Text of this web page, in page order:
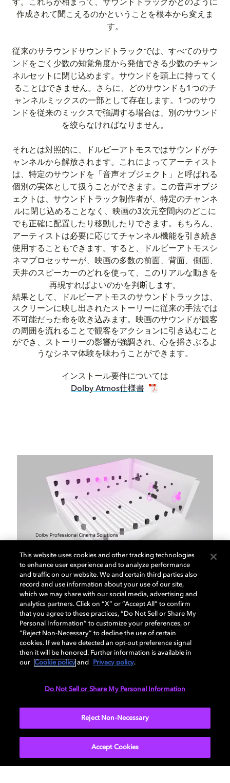
す。これらが相まって、サウンドトラックがどのように
作成されて聞こえるのかということを根本から変えま
す。
従来のサラウンドサウンドトラックでは、すべてのサウ
ンドをごく少数の知覚角度から発信できる少数のチャン
ネルセットに閉じ込めます。サウンドを頭上に持ってく
ることはできません。さらに、どのサウンドも1つのチ
ャンネルミックスの一部として存在します。1つのサウ
ンドを従来のミックスで強調する場合は、別のサウンド
を絞らなければなりません。
それとは対照的に、ドルビーアトモスではサウンドがチ
ャンネルから解放されます。これによってアーティスト
は、特定のサウンドを「音声オブジェクト」と呼ばれる
個別の実体として扱うことができます。この音声オブジ
ェクトは、サウンドトラック制作者が、特定のチャンネ
ルに閉じ込めることなく、映画の3次元空間内のどこに
でも正確に配置したり移動したりできます。もちろん、
アーティストは必要に応じてチャンネル機能を引き続き
使用することもできます。すると、ドルビーアトモスシ
ネマプロセッサーが、映画の多数の前面、背面、側面、
天井のスピーカーのどれを使って、このリアルな動きを
再現すればよいのかを判断します。
結果として、ドルビーアトモスのサウンドトラックは、
スクリーンに映し出されたストーリーに従来の手法では
不可能だった命を吹き込みます。映画のサウンドが観客
の周囲を流れることで観客をアクションに引き込むこと
ができ、ストーリーの影響が強調され、心を揺さぶるよ
うなシネマ体験を味わうことができます。
インストール要件については
Dolby Atmos仕様書
Cinema Solutions
ドルビーアトモスは、コンテンツの制作から再生ま
で、その忠実性を維持し、映画制作者が意図した最
も正確な表現を実現します。
すべての製品を見る
This website uses cookies and other tracking technologies
to enhance user experience and to analyze performance
and traffic on our website. We and certain third parties also
record and use information about your use of our site,
which we may share with our social media, advertising and
analytics partners. Click on “X” or “Accept All” to confirm
that you agree to these practices, “Do Not Sell or Share My
Personal Information” to customize your preferences, or
“Reject Non-Necessary” to decline the use of certain
cookies. If we have detected an opt-out preference signal
then it will be honored. Further information is available in
our
Cookie policy and Privacy policy.
Do Not Sell or Share My Personal Information
Reject Non-Necessary
Accept Cookies